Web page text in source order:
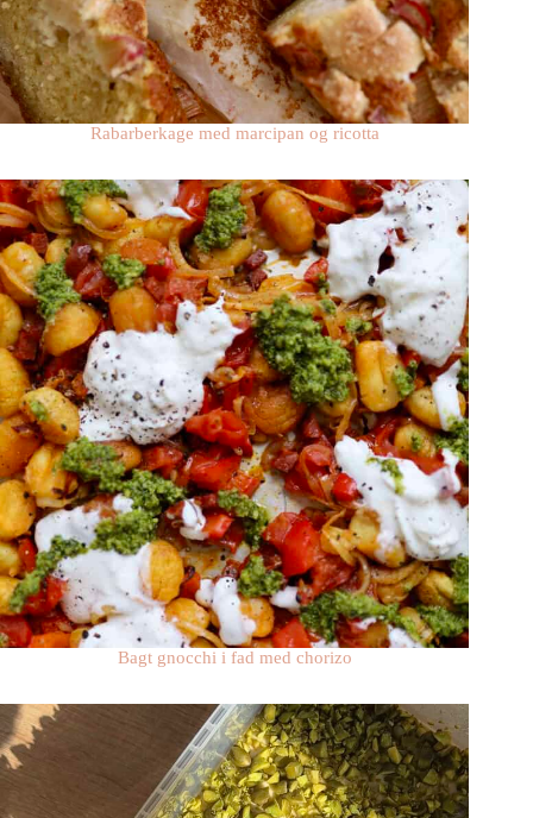
Rabarberkage med marcipan og ricotta
Bagt gnocchi i fad med chorizo